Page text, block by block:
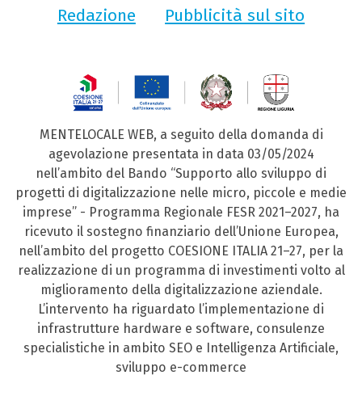
Redazione
Pubblicità sul sito
MENTELOCALE WEB, a seguito della domanda di
agevolazione presentata in data 03/05/2024
nell’ambito del Bando “Supporto allo sviluppo di
progetti di digitalizzazione nelle micro, piccole e medie
imprese” - Programma Regionale FESR 2021–2027, ha
ricevuto il sostegno finanziario dell’Unione Europea,
nell’ambito del progetto COESIONE ITALIA 21–27, per la
realizzazione di un programma di investimenti volto al
miglioramento della digitalizzazione aziendale.
L’intervento ha riguardato l’implementazione di
infrastrutture hardware e software, consulenze
specialistiche in ambito SEO e Intelligenza Artificiale,
sviluppo e-commerce